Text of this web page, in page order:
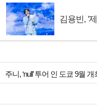
김용빈, '
주니, ‘null’ 투어 인 도쿄 9월